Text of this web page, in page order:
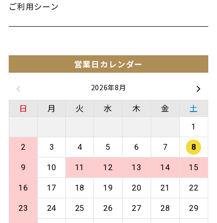
ご利用シーン
営業日カレンダー
2026年8月
日 月 火 水 木 金 土
1
2 3 4 5 6 7 8
9 10 11 12 13 14 15
16 17 18 19 20 21 22
23 24 25 26 27 28 29